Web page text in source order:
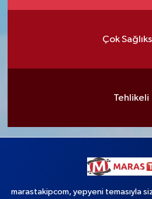
Çok
Tehlikeli
marastakipcom, yepyeni temasıyla